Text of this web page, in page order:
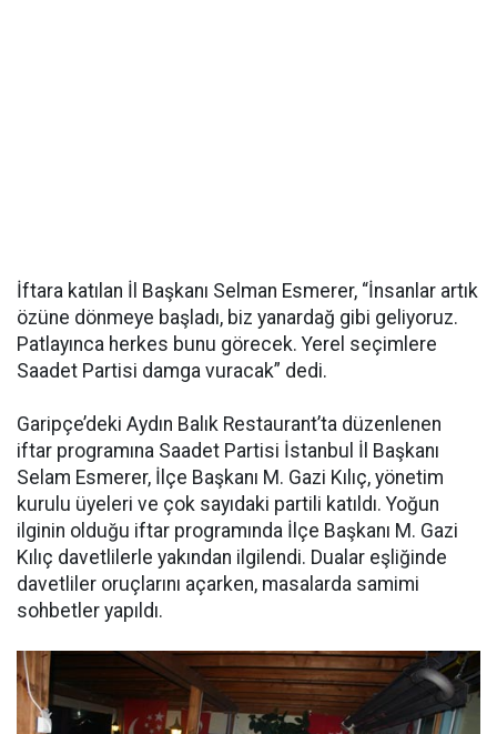
İftara katılan İl Başkanı Selman Esmerer, “İnsanlar artık
özüne dönmeye başladı, biz yanardağ gibi geliyoruz.
Patlayınca herkes bunu görecek. Yerel seçimlere
Saadet Partisi damga vuracak” dedi.
Garipçe’deki Aydın Balık Restaurant’ta düzenlenen
iftar programına Saadet Partisi İstanbul İl Başkanı
Selam Esmerer, İlçe Başkanı M. Gazi Kılıç, yönetim
kurulu üyeleri ve çok sayıdaki partili katıldı. Yoğun
ilginin olduğu iftar programında İlçe Başkanı M. Gazi
Kılıç davetlilerle yakından ilgilendi. Dualar eşliğinde
davetliler oruçlarını açarken, masalarda samimi
sohbetler yapıldı.